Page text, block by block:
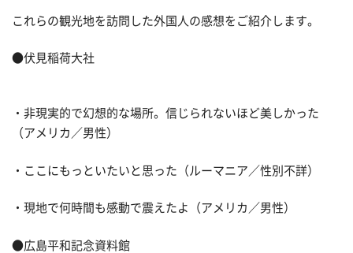
これらの観光地を訪問した外国人の感想をご紹介します。
●伏見稲荷大社
・非現実的で幻想的な場所。信じられないほど美しかった
（アメリカ／男性）
・ここにもっといたいと思った（ルーマニア／性別不詳）
・現地で何時間も感動で震えたよ（アメリカ／男性）
●広島平和記念資料館